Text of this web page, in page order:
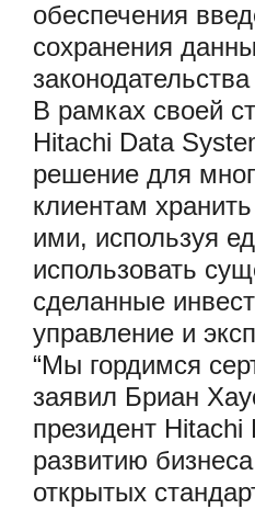
обеспечения
сохранения
В рамках своей
Hitachi Data
решение для
клиентам
ими, используя
использовать
сделанные
управление и
“Мы гордимся
заявил Бриан
президент
развитию
открытых